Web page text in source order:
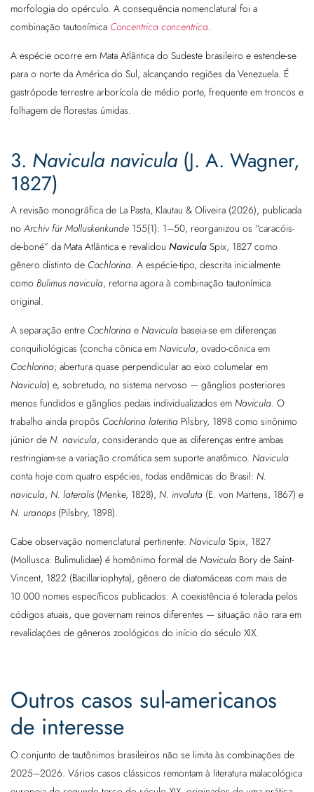
morfologia do opérculo. A consequência nomenclatural foi a
combinação tautonímica Concentrica concentrica.
A espécie ocorre em Mata Atlântica do Sudeste brasileiro e estende-se
para o norte da América do Sul, alcançando regiões da Venezuela. É
gastrópode terrestre arborícola de médio porte, frequente em troncos e
folhagem de florestas úmidas.
3. Navicula navicula (J. A. Wagner,
1827)
A revisão monográfica de La Pasta, Klautau & Oliveira (2026), publicada
no Archiv für Molluskenkunde 155(1): 1–50, reorganizou os “caracóis-
de-boné” da Mata Atlântica e revalidou Navicula Spix, 1827 como
gênero distinto de Cochlorina. A espécie-tipo, descrita inicialmente
como Bulimus navicula, retorna agora à combinação tautonímica
original.
A separação entre Cochlorina e Navicula baseia-se em diferenças
conquiliológicas (concha cônica em Navicula, ovado-cônica em
Cochlorina; abertura quase perpendicular ao eixo columelar em
Navicula) e, sobretudo, no sistema nervoso — gânglios posteriores
menos fundidos e gânglios pedais individualizados em Navicula. O
trabalho ainda propôs Cochlorina lateritia Pilsbry, 1898 como sinônimo
júnior de N. navicula, considerando que as diferenças entre ambas
restringiam-se a variação cromática sem suporte anatômico. Navicula
conta hoje com quatro espécies, todas endêmicas do Brasil: N.
navicula, N. lateralis(Menke, 1828), N. involuta (E. von Martens, 1867) e
N. uranops(Pilsbry, 1898).
Cabe observação nomenclatural pertinente: Navicula Spix, 1827
(Mollusca: Bulimulidae) é homônimo formal de Navicula Bory de Saint-
Vincent, 1822 (Bacillariophyta), gênero de diatomáceas com mais de
10.000 nomes específicos publicados. A coexistência é tolerada pelos
códigos atuais, que governam reinos diferentes — situação não rara em
revalidações de gêneros zoológicos do início do século XIX.
Outros casos sul-americanos
de interesse
O conjunto de tautônimos brasileiros não se limita às combinações de
2025–2026. Vários casos clássicos remontam à literatura malacológica